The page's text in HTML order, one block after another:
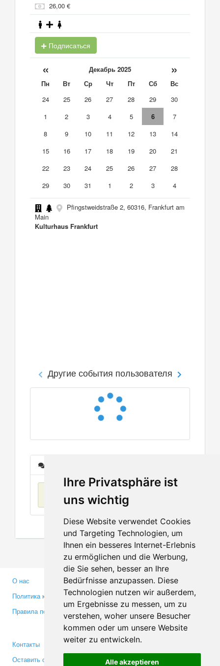
Ihre Privatsphäre ist
uns wichtig
Diese Website verwendet Cookies
und Targeting Technologien, um
Ihnen ein besseres Internet-Erlebnis
zu ermöglichen und die Werbung,
die Sie sehen, besser an Ihre
Bedürfnisse anzupassen. Diese
Technologien nutzen wir außerdem,
um Ergebnisse zu messen, um zu
verstehen, woher unsere Besucher
kommen oder um unsere Website
weiter zu entwickeln.
Alle akzeptieren
26,00 €
Подписаться
« Декабрь 2025 »
Пн Вт Ср Чт Пт Сб
Вс
24
25 26 27 28 29
30
1
2 3 4 5 6
7
8
9 10 11 12 13
14
15
16 17 18 19 20
21
22
23 24 25 26 27
28
29
30 31 1 2 3 4
Pfingstweidstraße 2, 60316, Frankfurt am
Main
Kulturhaus Frankfurt
Другие события пользователя
О нас
Политика конфиденциальности
Правила пользования
Партнерам
Инвесторам
Медиа
Контакты
Оставить отзыв
Facebook
Twitter